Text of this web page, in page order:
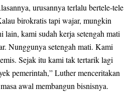
urusannya terlalu bertele-tele
birokratis tapi wajar, mungkin
lain, kami sudah kerja setengah mati
Nunggunya setengah mati. Kami
Sejak itu kami tak tertarik lagi
pemerintah,” Luther menceritakan
awal membangun bisnisnya.